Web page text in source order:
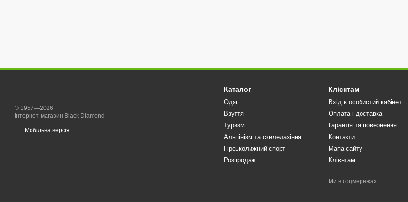
© 1957—2026
Інтернет-магазин Black Diamond
Мобільна версія
Каталог
Одяг
Взуття
Туризм
Альпінізм та скелелазіння
Гірськолижний спорт
Розпродаж
Клієнтам
Вхід в особистий кабінет
Оплата і доставка
Гарантія та повернення
Контакти
Мапа сайту
Клієнтам
Ми в соцмережах